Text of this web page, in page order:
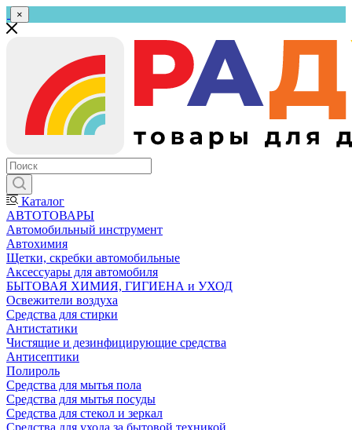
×
Каталог
АВТОТОВАРЫ
Автомобильный инструмент
Автохимия
Щетки, скребки автомобильные
Аксессуары для автомобиля
БЫТОВАЯ ХИМИЯ, ГИГИЕНА и УХОД
Освежители воздуха
Средства для стирки
Антистатики
Чистящие и дезинфицирующие средства
Антисептики
Полироль
Средства для мытья пола
Средства для мытья посуды
Средства для стекол и зеркал
Средства для ухода за бытовой техникой